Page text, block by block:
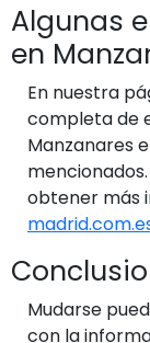
Algunas
en
En nuestra
completa de
Manzanares
obtener más
Mudarse
con la